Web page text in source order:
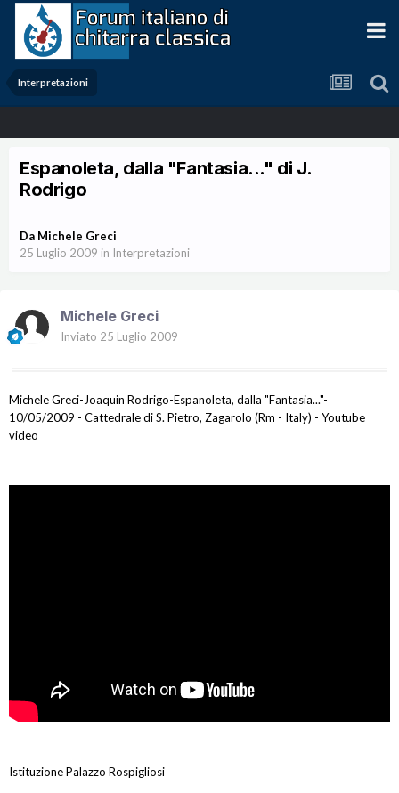
Interpretazioni
Espanoleta, dalla "Fantasia..." di J.
Rodrigo
Da Michele Greci
25 Luglio 2009 in Interpretazioni
Michele Greci
Inviato 25 Luglio 2009
Michele Greci-Joaquin Rodrigo-Espanoleta, dalla "Fantasia..."-
10/05/2009 - Cattedrale di S. Pietro, Zagarolo (Rm - Italy) - Youtube
video
Istituzione Palazzo Rospigliosi